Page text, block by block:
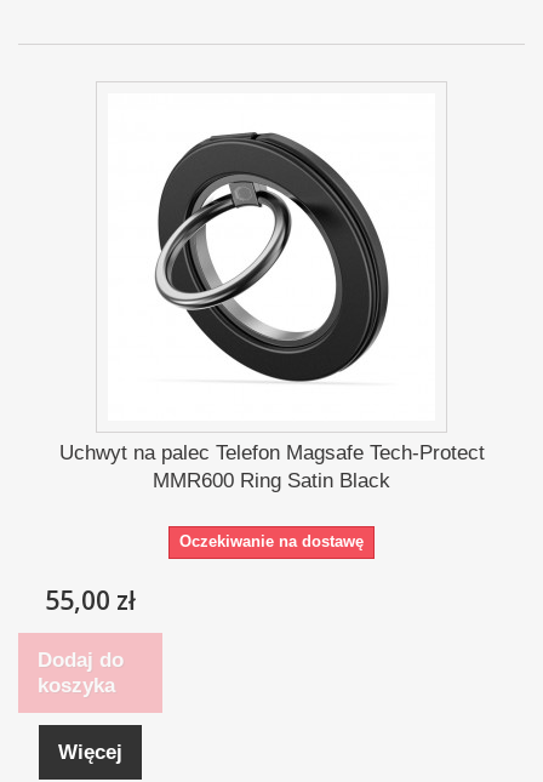
Uchwyt na palec Telefon Magsafe Tech-Protect
MMR600 Ring Satin Black
Oczekiwanie na dostawę
55,00 zł
Dodaj do
koszyka
Więcej